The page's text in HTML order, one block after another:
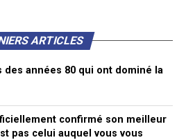
ARTICLES
des années 80 qui ont dominé la
confirmé son meilleur
pas celui auquel vous vous